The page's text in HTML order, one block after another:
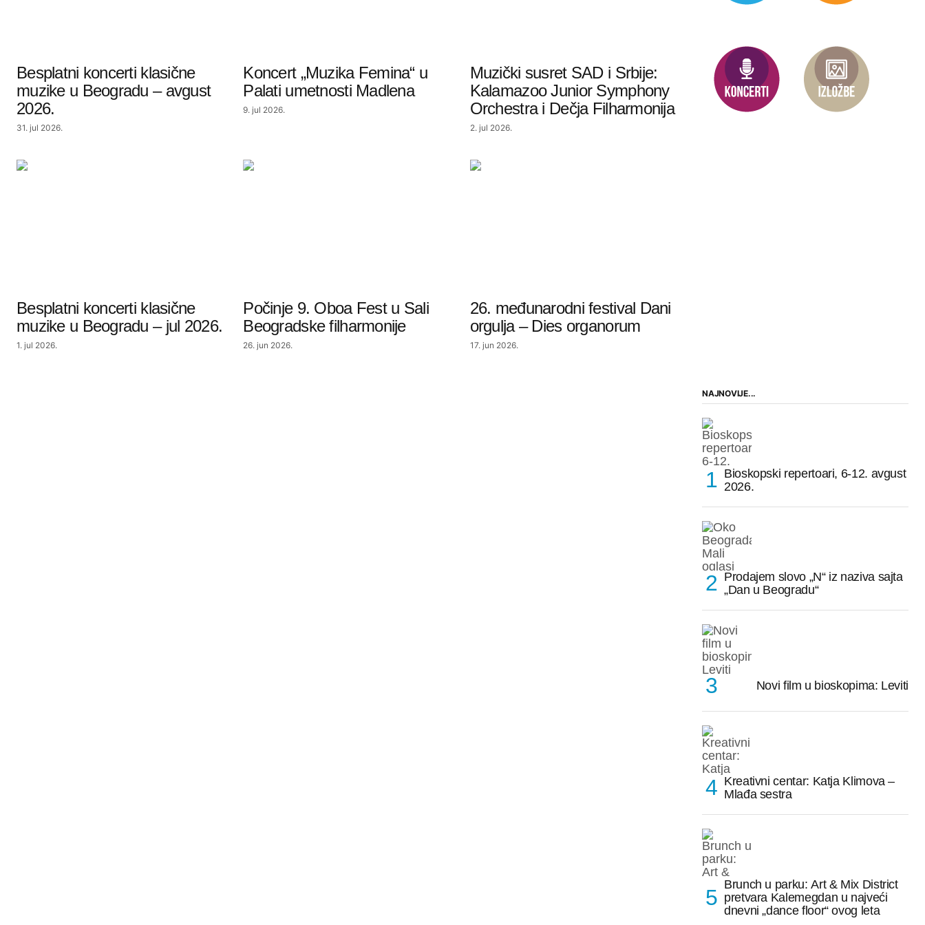
Besplatni koncerti klasične
muzike u Beogradu – avgust
2026.
31. jul 2026.
Koncert „Muzika Femina“ u
Palati umetnosti Madlena
9. jul 2026.
Muzički susret SAD i Srbije:
Kalamazoo Junior Symphony
Orchestra i Dečja Filharmonija
2. jul 2026.
Besplatni koncerti klasične
muzike u Beogradu – jul 2026.
1. jul 2026.
Počinje 9. Oboa Fest u Sali
Beogradske filharmonije
26. jun 2026.
26. međunarodni festival Dani
orgulja – Dies organorum
17. jun 2026.
NAJNOVIJE...
Bioskopski repertoari, 6-12. avgust
2026.
Prodajem slovo „N“ iz naziva sajta
„Dan u Beogradu“
Novi film u bioskopima: Leviti
Kreativni centar: Katja Klimova –
Mlađa sestra
Brunch u parku: Art & Mix District
pretvara Kalemegdan u najveći
dnevni „dance floor“ ovog leta